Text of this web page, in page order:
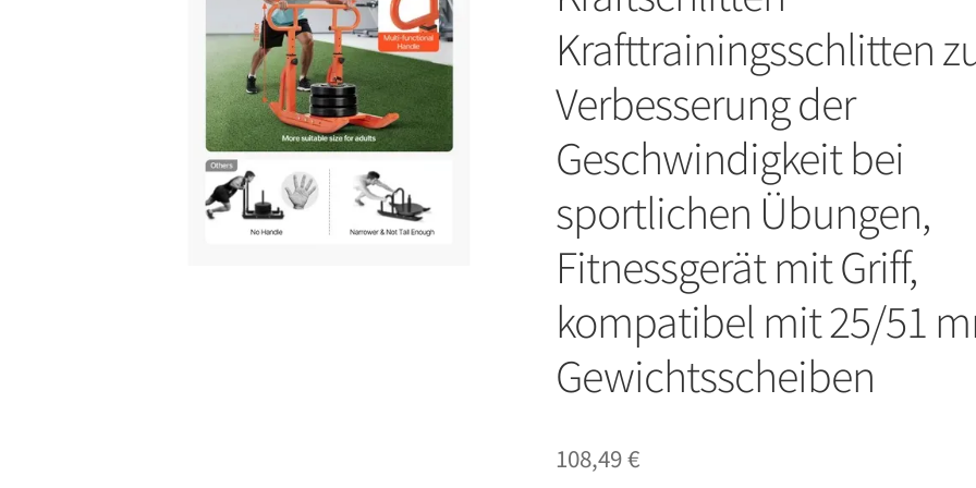
Krafttrainingsschlitten
Verbesserung der
Geschwindigkeit bei
sportlichen Übungen,
Fitnessgerät mit Griff,
kompatibel mit 25/51
Gewichtsscheiben
108,49€